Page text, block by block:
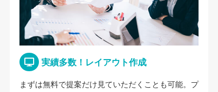
実績多数！レイアウト作成
まずは無料で提案だけ見ていただくことも可能。プ